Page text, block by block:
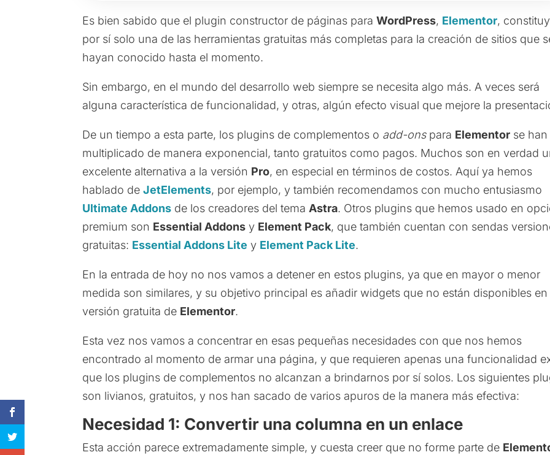
Es bien sabido que el plugin constructor de páginas paraWordPress, Elementor,
por sí solo una de las herramientas gratuitas más completas para la creación de sitios que
hayan conocido hasta el momento.
Sin embargo, en el mundo del desarrollo web siempre se necesita algo más. A veces será
alguna característica de funcionalidad, y otras, algún efecto visual que mejore la
De un tiempo a esta parte, los plugins de complementos o add-onspara Elementor se han
multiplicado de manera exponencial, tanto gratuitos como pagos. Muchos son en verdad
excelente alternativa a la versión Pro, en especial en términos de costos. Aquí ya hemos
hablado deJetElements, por ejemplo, y también recomendamos con mucho entusiasmo
Ultimate Addons de los creadores del temaAstra. Otros plugins que hemos usado en
premium son Essential Addons y Element Pack, que también cuentan con sendas
gratuitas: Essential Addons Lite y Element Pack Lite.
En la entrada de hoy no nos vamos a detener en estos plugins, ya que en mayor o menor
medida son similares, y su objetivo principal es añadir widgets que no están disponibles en
versión gratuita de Elementor.
Esta vez nos vamos a concentrar en esas pequeñas necesidades con que nos hemos
encontrado al momento de armar una página, y que requieren apenas una funcionalidad
que los plugins de complementos no alcanzan a brindarnos por sí solos. Los siguientes
son livianos, gratuitos, y nos han sacado de varios apuros de la manera más efectiva:
Necesidad 1: Convertir una columna en un enlace
Esta acción parece extremadamente simple, y cuesta creer que no forme parte de